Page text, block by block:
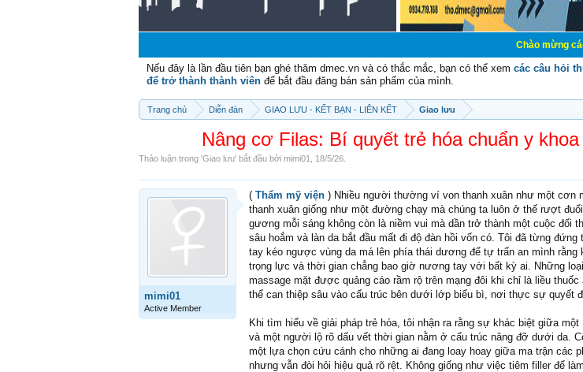
Chào mừng các bạn
Nếu đây là lần đầu tiên bạn ghé thăm dmec.vn và có thắc mắc, bạn có thể xem các câu hỏi
để trở thành thành viên để bắt đầu đăng bán sản phẩm của mình.
Trang chủ Diễn đàn GIAO LƯU - KẾT BẠN - LIÊN KẾT Giao lưu
Nâng cơ Filas: Bí quyết trẻ hóa chuẩn y
Thảo luận trong 'Giao lưu' bắt đầu bởi mimi01 18/5/26
mimi01
Active Member
( Thẩm mỹ viện ) Nhiều người thường ví von thanh xuân như một cơn
thanh xuân giống như một đường chạy mà chúng ta luôn ở thế rượt
gương mỗi sáng không còn là niềm vui mà dần trở thành một cuộc đối
sâu hoắm và làn da bắt đầu mất đi độ đàn hồi vốn có. Tôi đã từng
tay kéo ngược vùng da má lên phía thái dương để tự trấn an mình
trọng lực và thời gian chẳng bao giờ nương tay với bất kỳ ai. Những
massage mặt được quảng cáo rầm rộ trên mạng đôi khi chỉ là liều
thể can thiệp sâu vào cấu trúc bên dưới lớp biểu bì, nơi thực sự quyết
Khi tìm hiểu về giải pháp trẻ hóa, tôi nhận ra rằng sự khác biệt giữa
và một người lộ rõ dấu vết thời gian nằm ở cấu trúc nâng đỡ dưới da.
một lựa chọn cứu cánh cho những ai đang loay hoay giữa ma trận các
nhưng vẫn đòi hỏi hiệu quả rõ rệt. Không giống như việc tiêm filler để